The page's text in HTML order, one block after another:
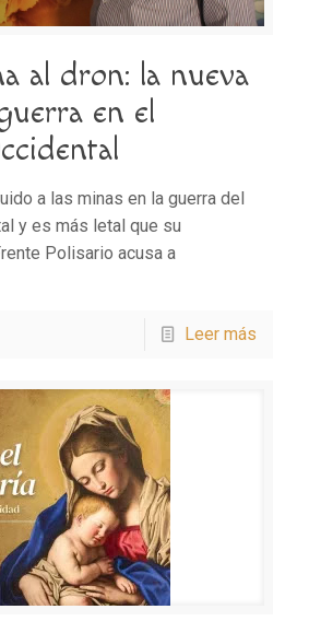
al dron: la nueva
en el
a las minas en la guerra del
y es más letal que su
Polisario acusa a
Leer más